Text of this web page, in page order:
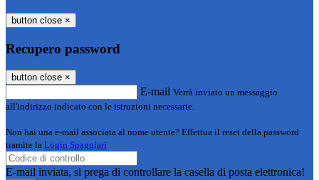
button close ×
Recupero password
button close ×
E-mail Verrà inviato un messaggio
all'indirizzo indicato con le istruzioni necessarie.
Non hai una e-mail associata al nome utente? Effettua il reset della password
tramite la Login Spaggiari
E-mail inviata, si prega di controllare la casella di posta elettronica!